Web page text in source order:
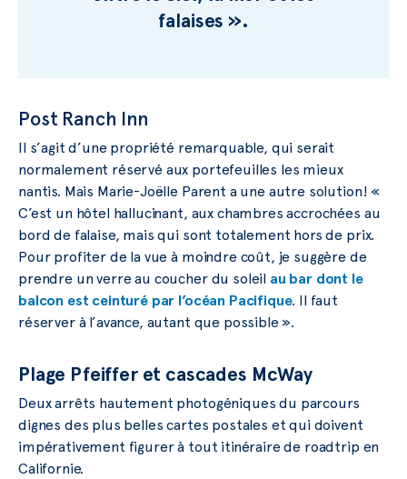
falaises ».
Post Ranch Inn
Il s’agit d’une propriété remarquable, qui serait
normalement réservé aux portefeuilles les mieux
nantis. Mais Marie-Joëlle Parent a une autre solution! «
C’est un hôtel hallucinant, aux chambres accrochées au
bord de falaise, mais qui sont totalement hors de prix.
Pour profiter de la vue à moindre coût, je suggère de
prendre un verre au coucher du soleil au bar dont le
balcon est ceinturé par l’océan Pacifique. Il faut
réserver à l’avance, autant que possible ».
Plage Pfeiffer et cascades McWay
Deux arrêts hautement photogéniques du parcours
dignes des plus belles cartes postales et qui doivent
impérativement figurer à tout itinéraire de roadtrip en
Californie.